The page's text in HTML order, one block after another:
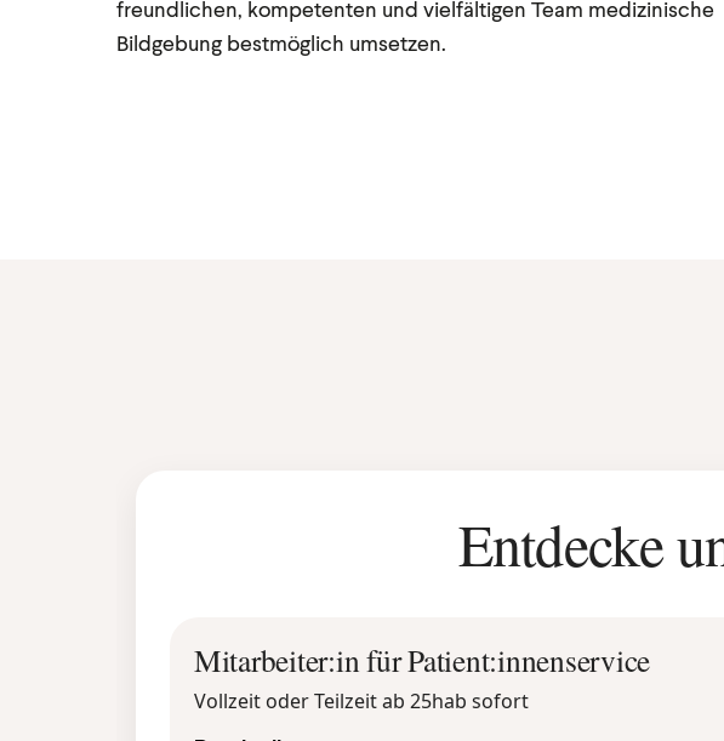
freundlichen, kompetenten und vielfältigen Team medizinische
Bildgebung bestmöglich umsetzen.